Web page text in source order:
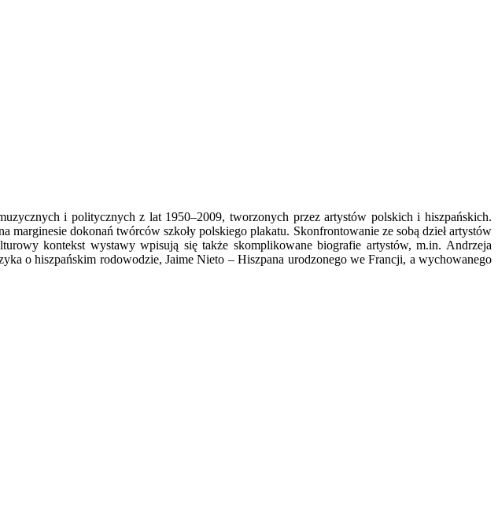
i politycznych z lat 1950–2009, tworzonych przez artystów polskich i hiszpańskich.
marginesie dokonań twórców szkoły polskiego plakatu. Skonfrontowanie ze sobą dzieł artystów
kontekst wystawy wpisują się także skomplikowane biografie artystów, m.in. Andrzeja
o hiszpańskim rodowodzie, Jaime Nieto – Hiszpana urodzonego we Francji, a wychowanego